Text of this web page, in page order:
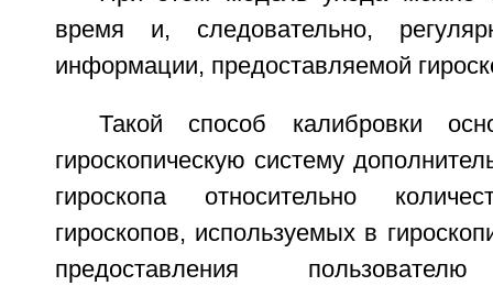
время и, следовательно,
информации, предоставляемой
Такой способ калибровки
гироскопическую систему
гироскопа относительно
гироскопов, используемых в
предоставления пользователю